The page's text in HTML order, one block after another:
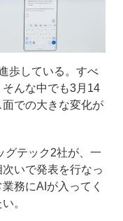
歩している。すべ
んな中でも3月14
での大きな変化が
グテック2社が、一
いで発表を行なっ
務にAIが入ってく
。